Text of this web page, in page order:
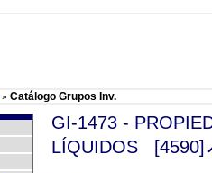
» Catálogo Grupos Inv.
GI-1473 -
LÍQUIDOS
[4590]